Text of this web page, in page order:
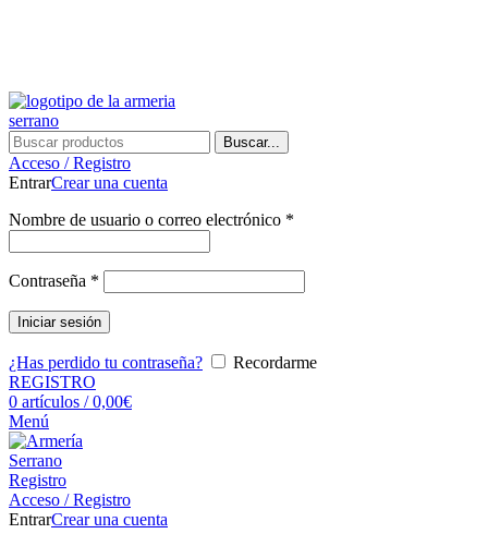
Buscar...
Acceso / Registro
EntrarCrear una cuenta
Nombre de usuario o correo electrónico *
Contraseña *
Iniciar sesión
¿Has perdido tu contraseña?
Recordarme
REGISTRO
0 artículos / 0,00€
Menú
Registro
Acceso / Registro
EntrarCrear una cuenta